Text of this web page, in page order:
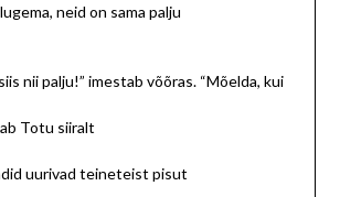
neid on sama palju
nii palju!” imestab võõras. “Mõelda, kui
Totu siiralt
uurivad teineteist pisut